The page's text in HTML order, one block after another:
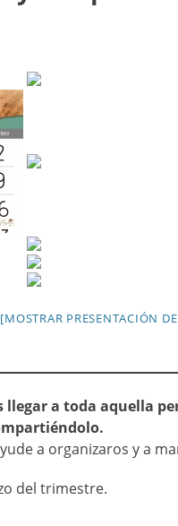
[MOSTRAR PRESENTACIÓN
a toda aquella
a organizaros y a
del trimestre.